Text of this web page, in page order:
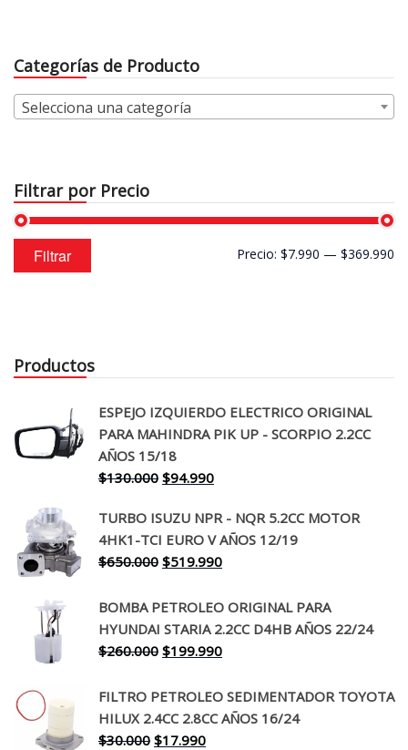
Categorías de Producto
Selecciona una categoría
Filtrar por Precio
Precio
mínimo
Precio
máximo
Filtrar Precio: $7.990 — $369.990
Productos
ESPEJO IZQUIERDO ELECTRICO ORIGINAL
PARA MAHINDRA PIK UP - SCORPIO 2.2CC
AÑOS 15/18
$130.000 El
original
era:
$130.000.
$94.990El
actual
es:
$94.990.
TURBO ISUZU NPR - NQR 5.2CC MOTOR
4HK1-TCI EURO V AÑOS 12/19
$650.000 El
original
era:
$650.000.
$519.990El
actual
es:
$519.990.
BOMBA PETROLEO ORIGINAL PARA
HYUNDAI STARIA 2.2CC D4HB AÑOS 22/24
$260.000 El
original
era:
$260.000.
$199.990El
actual
es:
FILTRO PETROLEO SEDIMENTADOR TOYOTA
HILUX 2.4CC 2.8CC AÑOS 16/24
$30.000 El
$17.990El